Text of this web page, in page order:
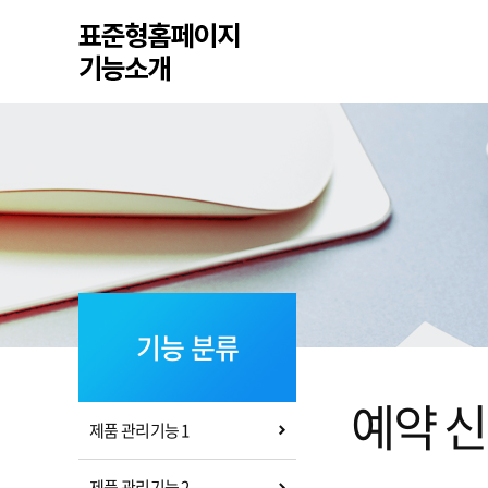
기능 분류
제품 관리기능 1 예약